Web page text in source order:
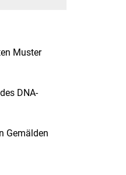
Muster
DNA-
Gemälden